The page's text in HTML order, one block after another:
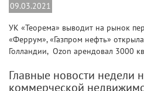
09.03.2021
УК «Теорема» выводит на рынок
«Феррум», «Газпром нефть»
Голландии, Ozon арендовал 3000
Главные новости недели
коммерческой